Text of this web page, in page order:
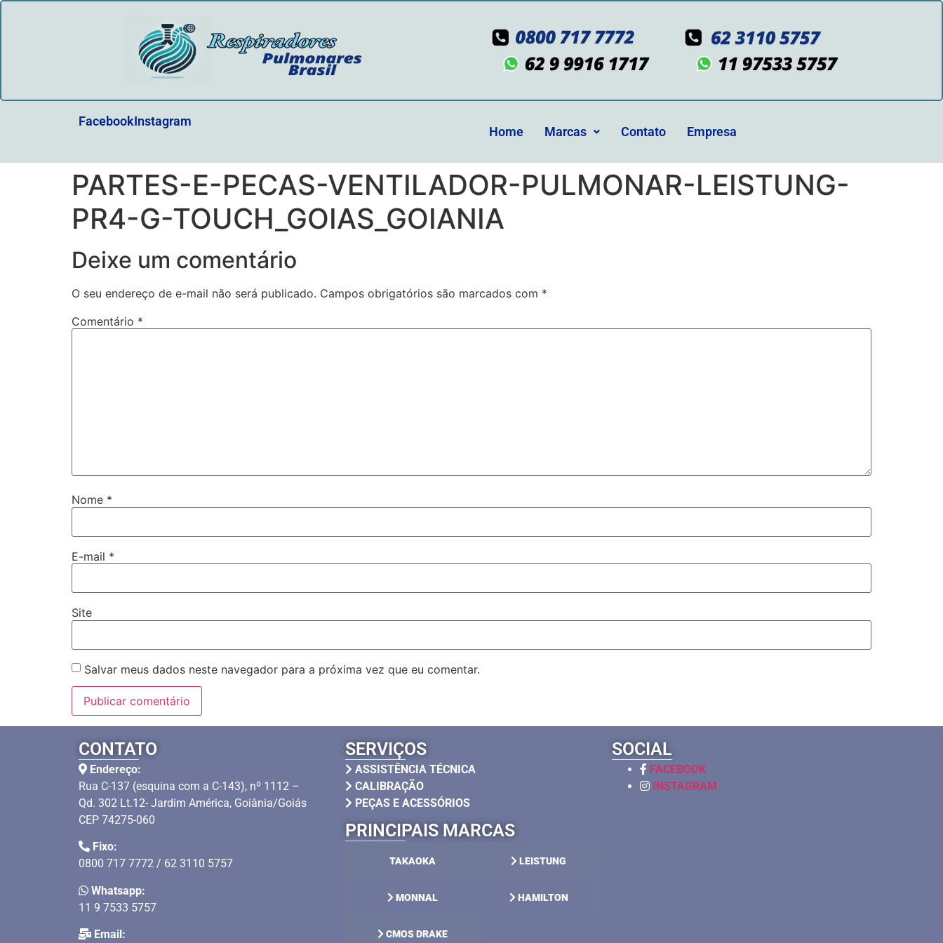
FacebookInstagram
Home Marcas Contato Empresa
PARTES-E-PECAS-VENTILADOR-PULMONAR-LEISTUNG-
PR4-G-TOUCH_GOIAS_GOIANIA
Deixe um comentário
O seu endereço de e-mail não será publicado. Campos obrigatórios são marcados com *
Comentário *
Nome *
E-mail *
Site
Salvar meus dados neste navegador para a próxima vez que eu comentar.
CONTATO
Endereço:
Rua C-137 (esquina com a C-143), nº 1112 –
Qd. 302 Lt.12- Jardim América, Goiânia/Goiás
CEP 74275-060
Fixo:
0800 717 7772 / 62 3110 5757
Whatsapp:
11 9 7533 5757
Email:
SERVIÇOS
ASSISTÊNCIA TÉCNICA
CALIBRAÇÃO
PEÇAS E ACESSÓRIOS
PRINCIPAIS MARCAS
TAKAOKA LEISTUNG
MONNAL HAMILTON
CMOS DRAKE
SOCIAL
FACEBOOK
INSTAGRAM